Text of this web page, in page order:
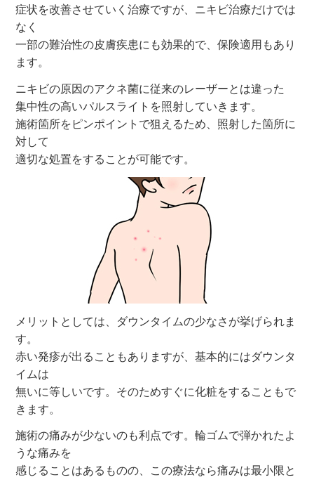
症状を改善させていく治療ですが、ニキビ治療だけでは
なく
一部の難治性の皮膚疾患にも効果的で、保険適用もあり
ます。
ニキビの原因のアクネ菌に従来のレーザーとは違った
集中性の高いパルスライトを照射していきます。
施術箇所をピンポイントで狙えるため、照射した箇所に
対して
適切な処置をすることが可能です。
メリットとしては、ダウンタイムの少なさが挙げられま
す。
赤い発疹が出ることもありますが、基本的にはダウンタ
イムは
無いに等しいです。そのためすぐに化粧をすることもで
きます。
施術の痛みが少ないのも利点です。輪ゴムで弾かれたよ
うな痛みを
感じることはあるものの、この療法なら痛みは最小限と